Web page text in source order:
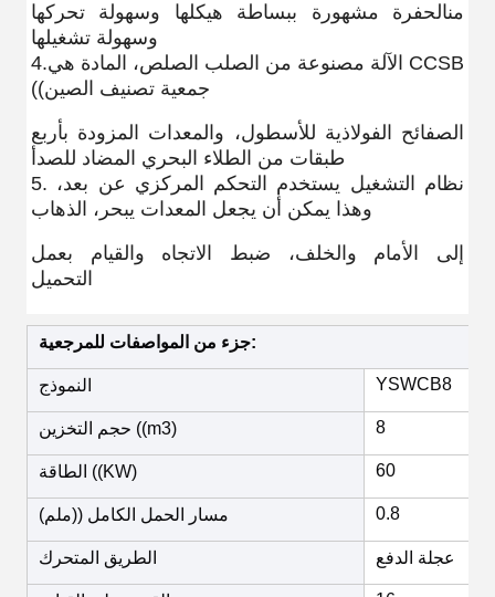
منالحفرة مشهورة ببساطة هيكلها وسهولة تحركها
4.الآلة مصنوعة من الصلب الصلص، المادة هي CCSB
((جمعية تصنيف الصين
الصفائح الفولاذية للأسطول، والمعدات المزودة بأربع
طبقات من الطلاء البحري المضاد للصدأ
5. نظام التشغيل يستخدم التحكم المركزي عن بعد،
وهذا يمكن أن يجعل المعدات يبحر، الذهاب
إلى الأمام والخلف، ضبط الاتجاه والقيام بعمل
جزء من المواصفات للمرجعية:
النموذج YSWCB8
حجم التخزين ((m3) 8
الطاقة ((KW) 60
مسار الحمل الكامل ((ملم) 0.8
الطريق المتحرك عجلة الدفع